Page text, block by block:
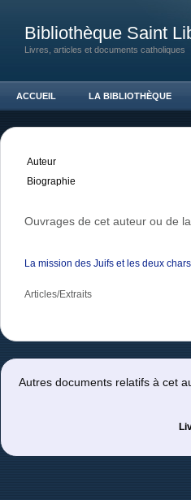
Bibliothèque Saint
Livres, articles et documents catholiques
ACCUEIL LA BIBLIOTHÈQUE
Auteur
Biographie
Ouvrages de cet auteur ou de
La mission des Juifs et les deux
Articles/Extraits
Autres documents relatifs à cet